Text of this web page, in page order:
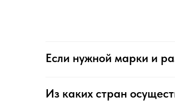
Если нужной марки и
Из каких стран